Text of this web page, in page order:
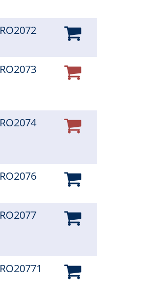
RO2072
RO2073
RO2074
RO2076
RO2077
RO20771